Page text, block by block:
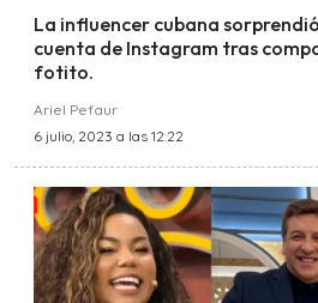
La influencer cubana
cuenta de Instagram tras
fotito.
Ariel Pefaur
6 julio, 2023 a las 12:22